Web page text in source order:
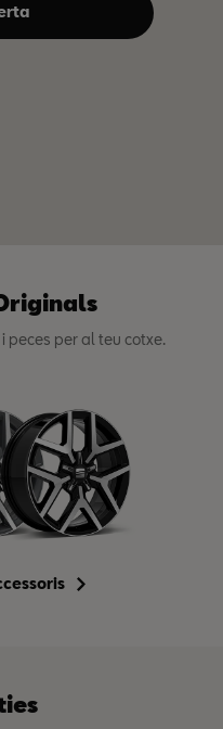
peces per al teu cotxe.